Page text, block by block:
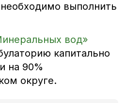
выполнить
вод»
капитально
на 90%
округе.